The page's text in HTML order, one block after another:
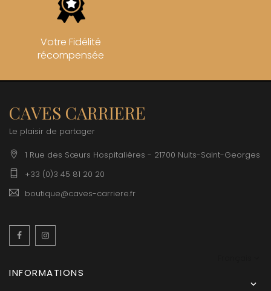
Votre Fidélité
récompensée
CAVES CARRIERE
Le plaisir de partager
1 Rue des Sœurs Hospitalières - 21700 Nuits-Saint-Georges
+33 (0)3 45 81 20 20
boutique@caves-carriere.fr
Facebook
INFORMATIONS
